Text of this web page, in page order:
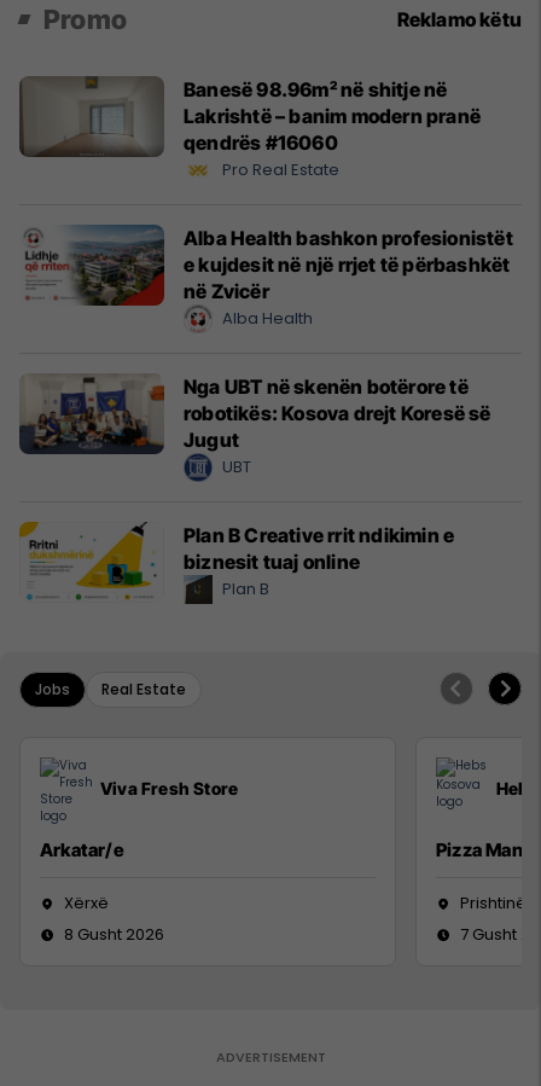
Promo Reklamo këtu
Banesë 98.96m² në shitje në
Lakrishtë – banim modern pranë
qendrës #16060
Pro Real Estate
Alba Health bashkon profesionistët
e kujdesit në një rrjet të përbashkët
në Zvicër
Alba Health
Nga UBT në skenën botërore të
robotikës: Kosova drejt Koresë së
Jugut
UBT
Plan B Creative rrit ndikimin e
biznesit tuaj online
Plan B
Jobs Real Estate
Viva Fresh Store
Arkatar/e
Xërxë
8 Gusht 2026
Pizza Man
Prishtinë
7 Gusht